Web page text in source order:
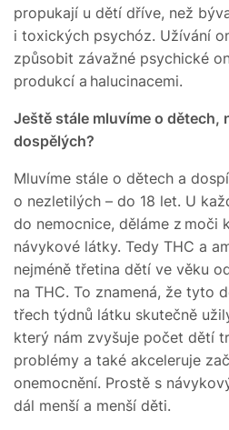
propukají u dětí dříve, než
i toxických psychóz. Užívání
způsobit závažné psychické
produkcí a halucinacemi.
Ještě stále mluvíme o dětech,
dospělých?
Mluvíme stále o dětech a
o nezletilých – do 18 let. U
do nemocnice, děláme z moči
návykové látky. Tedy THC a
nejméně třetina dětí ve věku
na THC. To znamená, že tyto
třech týdnů látku skutečně
který nám zvyšuje počet dětí
problémy a také akceleruje
onemocnění. Prostě s
dál menší a menší děti.